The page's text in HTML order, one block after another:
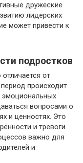
дружеские
лидерских
может привести к
подростков
от
происходит
эмоциональных
вопросами о
и ценностях. Это
и тревоги.
важно для
и